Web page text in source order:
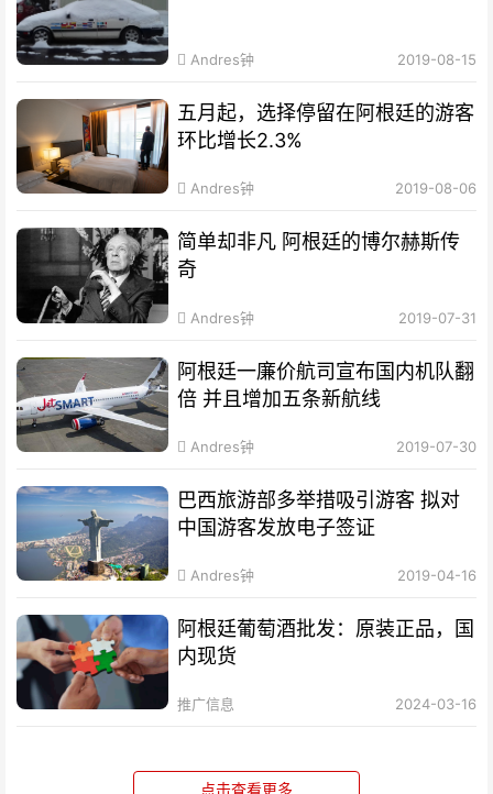
Andres钟 2019-08-15
五月起，选择停留在阿根廷的游客
环比增长2.3%
Andres钟 2019-08-06
简单却非凡 阿根廷的博尔赫斯传
奇
Andres钟 2019-07-31
阿根廷一廉价航司宣布国内机队翻
倍 并且增加五条新航线
Andres钟 2019-07-30
巴西旅游部多举措吸引游客 拟对
中国游客发放电子签证
Andres钟 2019-04-16
阿根廷葡萄酒批发：原装正品，国
内现货
推广信息 2024-03-16
点击查看更多